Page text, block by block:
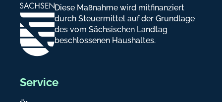
Diese Maßnahme wird mitfinanziert
durch Steuermittel auf der Grundlage
des vom Sächsischen Landtag
beschlossenen Haushaltes.
Service